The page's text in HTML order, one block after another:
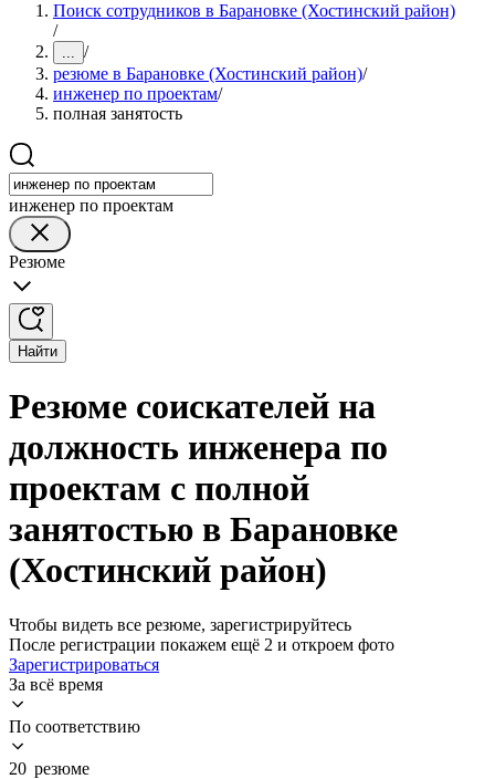
Поиск сотрудников в Барановке (Хостинский район)
/
... /
резюме в Барановке (Хостинский район)/
инженер по проектам/
полная занятость
инженер по проектам
Резюме
Найти
Резюме соискателей на
должность инженера по
проектам с полной
занятостью в Барановке
(Хостинский район)
Чтобы видеть все резюме, зарегистрируйтесь
После регистрации покажем ещё 2 и откроем фото
Зарегистрироваться
За всё время
По соответствию
20 резюме